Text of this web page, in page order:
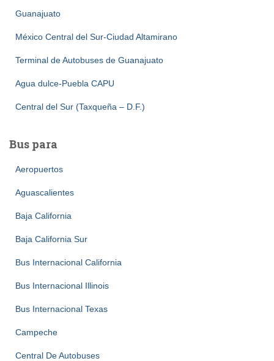
entradas
Guanajuato
México Central del Sur-Ciudad Altamirano
Terminal de Autobuses de Guanajuato
Agua dulce-Puebla CAPU
Central del Sur (Taxqueña – D.F.)
Bus para
Aeropuertos
Aguascalientes
Baja California
Baja California Sur
Bus Internacional California
Bus Internacional Illinois
Bus Internacional Texas
Campeche
Central De Autobuses